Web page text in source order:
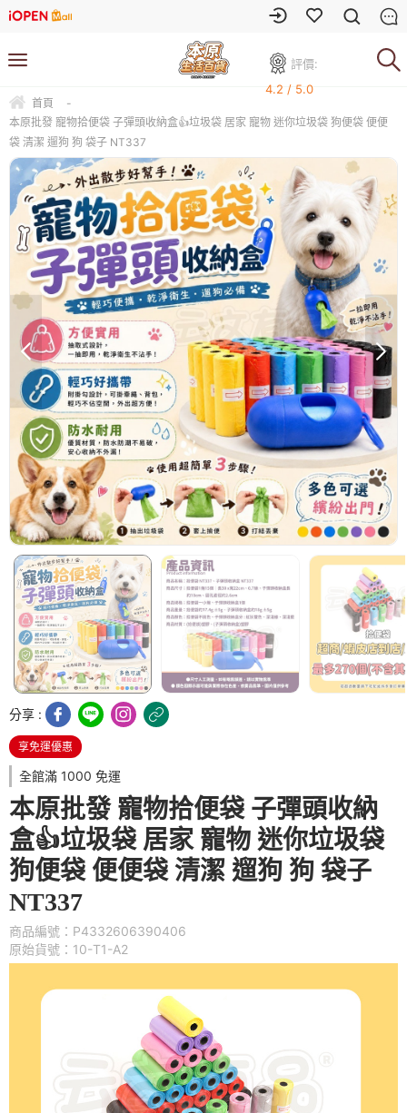
評價:
4.2 / 5.0
首頁
-
本原批發 寵物拾便袋 子彈頭收納盒👍垃圾袋 居家 寵物 迷你垃圾袋 狗便袋 便便
袋 清潔 遛狗 狗 袋子 NT337
分享 :
享免運優惠
全館滿 1000 免運
本原批發 寵物拾便袋 子彈頭收納
盒👍垃圾袋 居家 寵物 迷你垃圾袋
狗便袋 便便袋 清潔 遛狗 狗 袋子
NT337
商品編號：P4332606390406
原始貨號：10-T1-A2